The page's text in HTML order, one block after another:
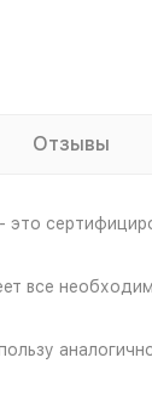
Отзывы
это
все